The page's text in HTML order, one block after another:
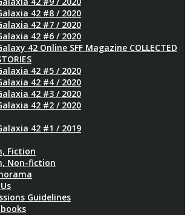
42 #8 / 2020
42 #7 / 2020
42 #6 / 2020
42 Online SFF Magazine COLLECTED
42 #5 / 2020
42 #4 / 2020
42 #3 / 2020
42 #2 / 2020
42 #1 / 2019
Fiction
Non-fiction
Guidelines
books